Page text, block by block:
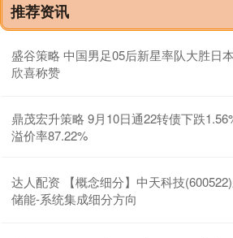
推荐资讯
盛谷策略 中国男足05后新星率队大胜日
欣喜称赞
鼎茂宏升策略 9月10日通22转债下跌
溢价率87.22%
达人配资 【概念细分】中天科技
储能-系统集成细分方向